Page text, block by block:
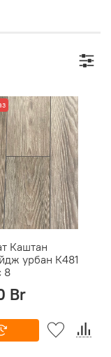
Каштан
урбан К481
8
Br